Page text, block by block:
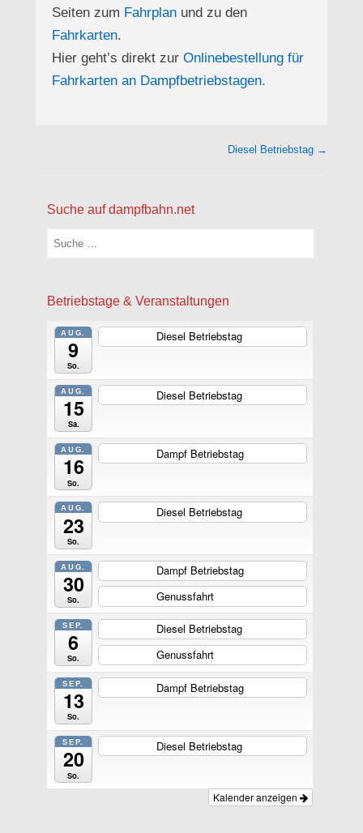
Seiten zum Fahrplan und zu den
Fahrkarten.
Hier geht’s direkt zur Onlinebestellung für
Fahrkarten an Dampfbetriebstagen.
Diesel Betriebstag →
Suche auf dampfbahn.net
Suchen
Betriebstage & Veranstaltungen
AUG.
9
So.
Diesel Betriebstag
AUG.
15
Sa.
Diesel Betriebstag
AUG.
16
So.
Dampf Betriebstag
AUG.
23
So.
Diesel Betriebstag
AUG.
30
So.
Dampf Betriebstag
Genussfahrt
SEP.
6
So.
Diesel Betriebstag
Genussfahrt
SEP.
13
So.
Dampf Betriebstag
SEP.
20
So.
Diesel Betriebstag
Kalender anzeigen